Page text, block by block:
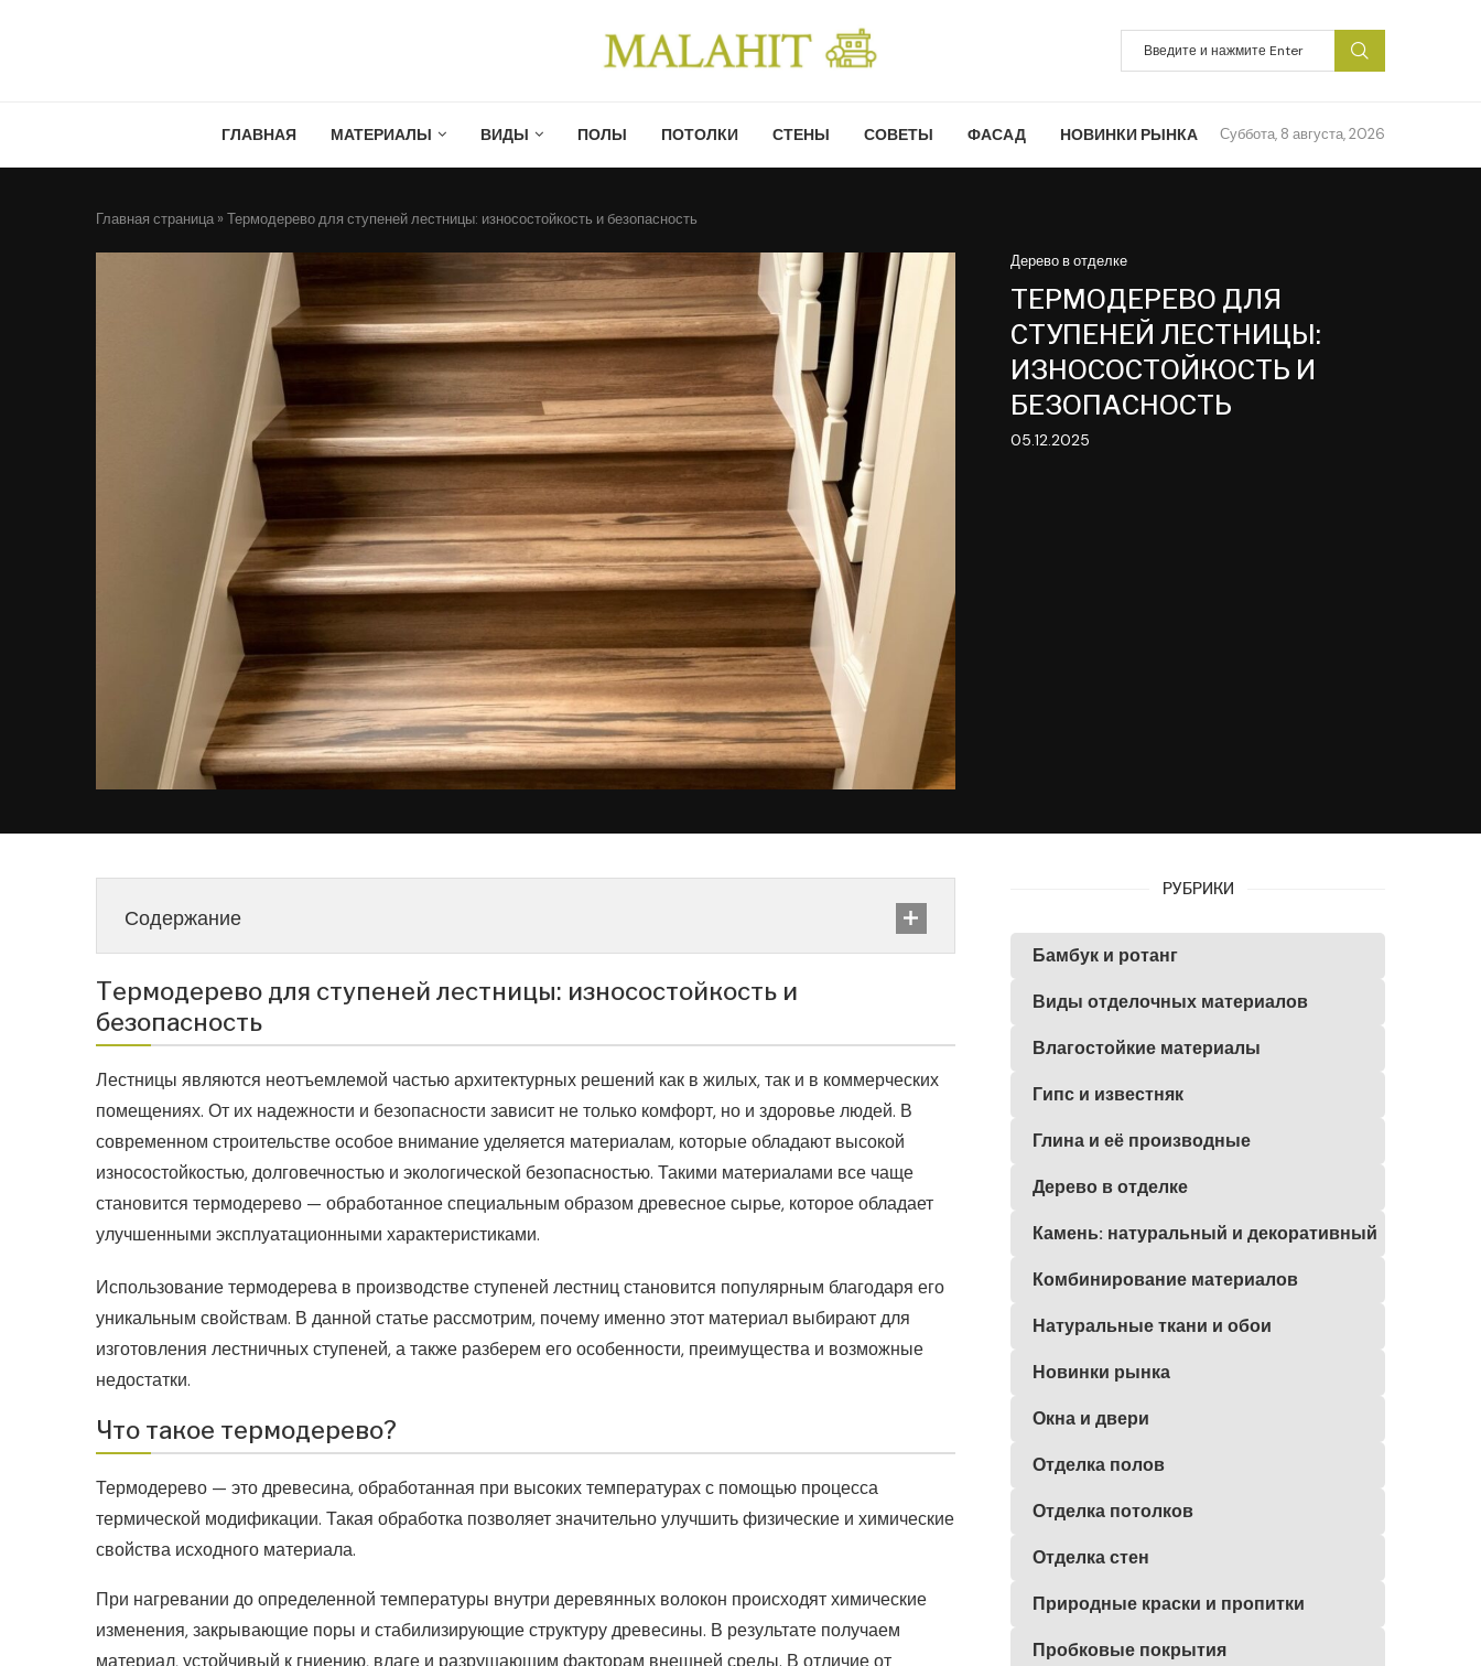
ГЛАВНАЯ МАТЕРИАЛЫ ВИДЫ ПОЛЫ ПОТОЛКИ СТЕНЫ СОВЕТЫ ФАСАД НОВИНКИ РЫНКА Суббота, 8 августа, 2026
Главная страница » Термодерево для ступеней лестницы: износостойкость и безопасность
Дерево в отделке
ТЕРМОДЕРЕВО ДЛЯ
СТУПЕНЕЙ ЛЕСТНИЦЫ:
ИЗНОСОСТОЙКОСТЬ И
БЕЗОПАСНОСТЬ
05.12.2025
Содержание
Термодерево для ступеней лестницы: износостойкость и
безопасность
Лестницы являются неотъемлемой частью архитектурных решений как в жилых, так и в коммерческих
помещениях. От их надежности и безопасности зависит не только комфорт, но и здоровье людей. В
современном строительстве особое внимание уделяется материалам, которые обладают высокой
износостойкостью, долговечностью и экологической безопасностью. Такими материалами все чаще
становится термодерево — обработанное специальным образом древесное сырье, которое обладает
улучшенными эксплуатационными характеристиками.
Использование термодерева в производстве ступеней лестниц становится популярным благодаря его
уникальным свойствам. В данной статье рассмотрим, почему именно этот материал выбирают для
изготовления лестничных ступеней, а также разберем его особенности, преимущества и возможные
недостатки.
Что такое термодерево?
Термодерево — это древесина, обработанная при высоких температурах с помощью процесса
термической модификации. Такая обработка позволяет значительно улучшить физические и химические
свойства исходного материала.
При нагревании до определенной температуры внутри деревянных волокон происходят химические
изменения, закрывающие поры и стабилизирующие структуру древесины. В результате получаем
материал, устойчивый к гниению, влаге и разрушающим факторам внешней среды. В отличие от
РУБРИКИ
Бамбук и ротанг
Виды отделочных материалов
Влагостойкие материалы
Гипс и известняк
Глина и её производные
Дерево в отделке
Камень: натуральный и декоративный
Комбинирование материалов
Натуральные ткани и обои
Новинки рынка
Окна и двери
Отделка полов
Отделка потолков
Отделка стен
Природные краски и пропитки
Пробковые покрытия